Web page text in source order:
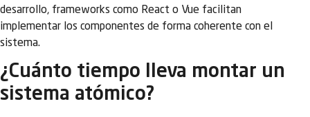
desarrollo, frameworks como React o Vue facilitan
implementar los componentes de forma coherente con el
sistema.
¿Cuánto tiempo lleva montar un
sistema atómico?